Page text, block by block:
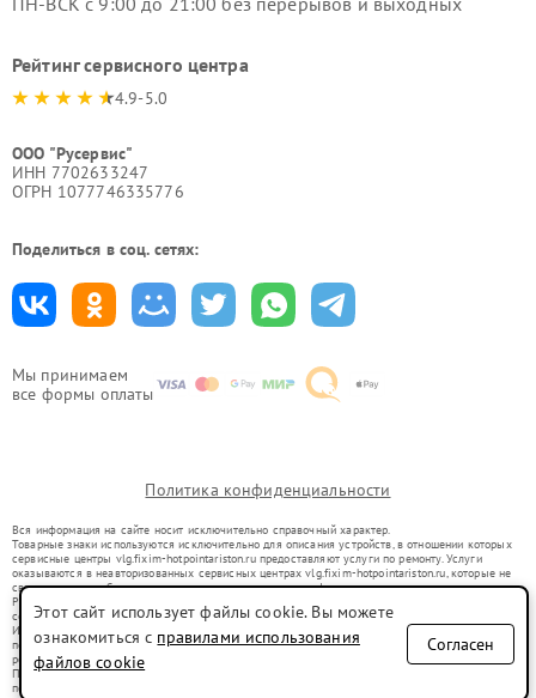
Мы принимаем
все формы оплаты
Рейтинг сервисного центра
4.9-5.0
ООО "Русервис"
ИНН 7702633247
ОГРН 1077746335776
Поделиться в соц. сетях:
Политика конфиденциальности
Вся информация на сайте носит исключительно справочный характер.
Товарные знаки используются исключительно для описания устройств, в отношении которых
сервисные центры vlg.fixim-hotpointariston.ru предоставляют услуги по ремонту. Услуги
оказываются в неавторизованных сервисных центрах vlg.fixim-hotpointariston.ru, которые не
связаны с правообладателями товарных знаков или их официальными представителями.
Ремонт осуществляется для устройств, уже введенных в гражданский оборот в соответствии
со статьей 1487 ГК РФ.
Использование товарных знаков не преследует цели индивидуализации услуг или введения
потребителей в заблуждение, а служит для информирования о предоставляемых услугах по
ремонту техники указанных брендов.
Представленная на сайте информация не является публичной офертой, определяемой
положениями Статьи 437(2) Гражданского кодекса РФ
Этот сайт использует файлы cookie. Вы можете
ознакомиться с правилами использования
файлов cookie
Согласен